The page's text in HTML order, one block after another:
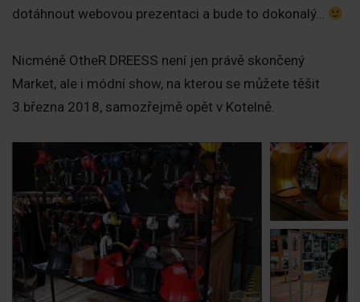
dotáhnout webovou prezentaci a bude to dokonalý…
Nicméně OtheR DREESS není jen právě skončený
Market, ale i módní show, na kterou se můžete těšit
3.března 2018, samozřejmě opět v Kotelně.